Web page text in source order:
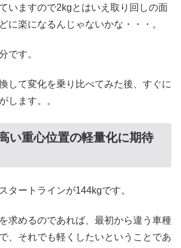
いますので2kgとはいえ取り回しの面
に楽になるんじゃないかな・・・。
です。
して変化を乗り比べてみた後、すぐに
します。。
い重心位置の軽量化に期待
タートラインが144kgです。
求めるのであれば、最初から違う車種
、それでも軽くしたいということであ